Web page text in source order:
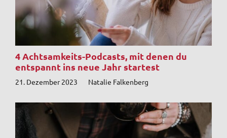
4 Achtsamkeits-Podcasts, mit denen du
entspannt ins neue Jahr startest
21. Dezember 2023 Natalie Falkenberg